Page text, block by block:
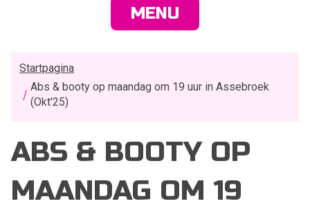
MENU
Startpagina
Abs & booty op maandag om 19 uur in Assebroek
(Okt'25)
ABS & BOOTY OP
MAANDAG OM 19